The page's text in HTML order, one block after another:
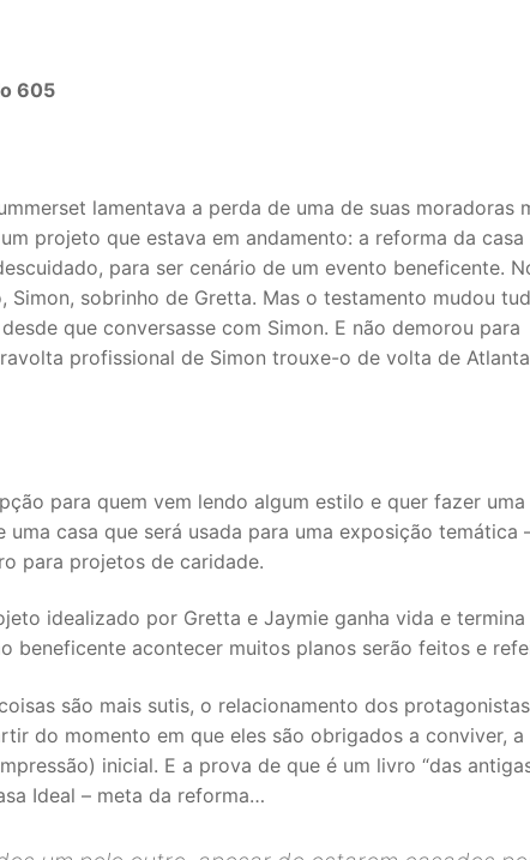
605
lamentava a perda de uma de suas moradoras
projeto que estava em andamento: a reforma da casa
para ser cenário de um evento beneficente.
sobrinho de Gretta. Mas o testamento mudou
que conversasse com Simon. E não demorou para
profissional de Simon trouxe-o de volta de
para quem vem lendo algum estilo e quer fazer uma
casa que será usada para uma exposição temática
para projetos de caridade.
idealizado por Gretta e Jaymie ganha vida e termina
beneficente acontecer muitos planos serão feitos e
são mais sutis, o relacionamento dos protagonistas
do momento em que eles são obrigados a conviver, a
inicial. E a prova de que é um livro “das
Ideal – meta da reforma…